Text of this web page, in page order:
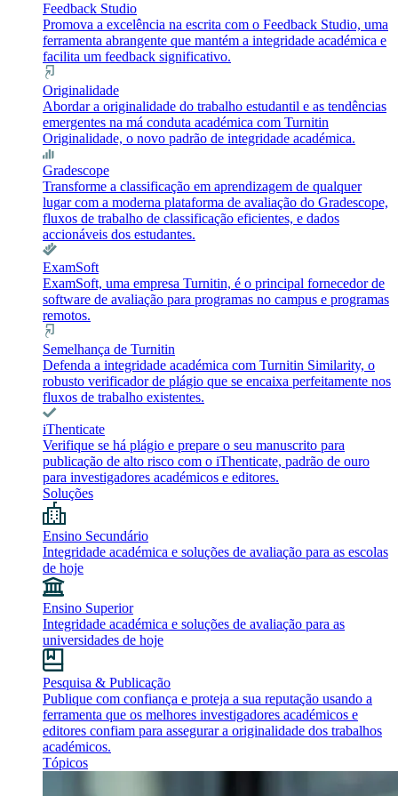
Feedback Studio
Promova a excelência na escrita com o Feedback Studio, uma
ferramenta abrangente que mantém a integridade académica e
facilita um feedback significativo.
Originalidade
Abordar a originalidade do trabalho estudantil e as tendências
emergentes na má conduta académica com Turnitin
Originalidade, o novo padrão de integridade académica.
Gradescope
Transforme a classificação em aprendizagem de qualquer
lugar com a moderna plataforma de avaliação do Gradescope,
fluxos de trabalho de classificação eficientes, e dados
accionáveis dos estudantes.
ExamSoft
ExamSoft, uma empresa Turnitin, é o principal fornecedor de
software de avaliação para programas no campus e programas
remotos.
Semelhança de Turnitin
Defenda a integridade académica com Turnitin Similarity, o
robusto verificador de plágio que se encaixa perfeitamente nos
fluxos de trabalho existentes.
iThenticate
Verifique se há plágio e prepare o seu manuscrito para
publicação de alto risco com o iThenticate, padrão de ouro
para investigadores académicos e editores.
Soluções
Ensino Secundário
Integridade académica e soluções de avaliação para as escolas
de hoje
Ensino Superior
Integridade académica e soluções de avaliação para as
universidades de hoje
Pesquisa & Publicação
Publique com confiança e proteja a sua reputação usando a
ferramenta que os melhores investigadores académicos e
editores confiam para assegurar a originalidade dos trabalhos
académicos.
Tópicos